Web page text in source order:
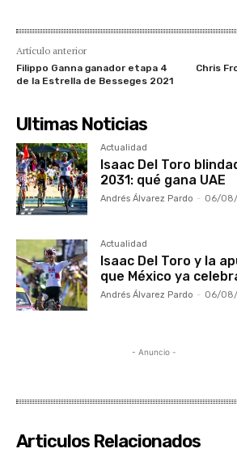
Artículo anterior
Filippo Ganna ganador etapa 4
de la Estrella de Besseges 2021
Chris
Ultimas Noticias
Actualidad
Isaac Del Toro
2031: qué gana UAE
Andrés Álvarez Pardo - 06/
Actualidad
Isaac Del Toro y la
que México ya
Andrés Álvarez Pardo - 06/
- Anuncio -
Articulos Relacionados